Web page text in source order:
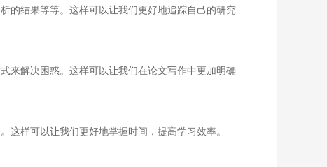
的结果等等。这样可以让我们更好地追踪自己的研究
来解决困惑。这样可以让我们在论文写作中更加明确
样可以让我们更好地掌握时间，提高学习效率。